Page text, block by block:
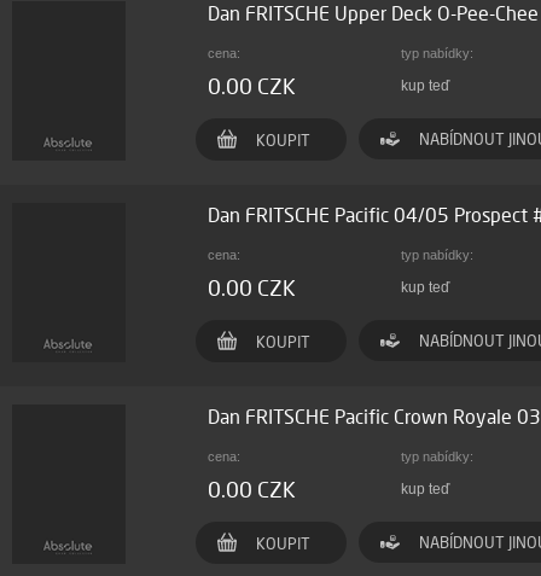
Dan FRITSCHE Upper Deck O-Pee-
cena: typ nabídky:
0.00 CZK kup teď
KOUPIT NABÍDNOUT
Dan FRITSCHE Pacific 04/05 Prospect
cena: typ nabídky:
0.00 CZK kup teď
KOUPIT NABÍDNOUT
Dan FRITSCHE Pacific Crown Royale
cena: typ nabídky:
0.00 CZK kup teď
KOUPIT NABÍDNOUT